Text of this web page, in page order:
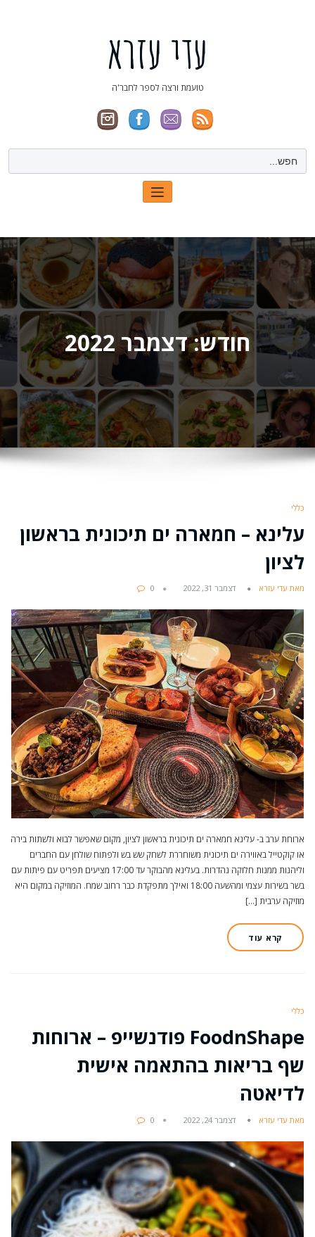
עדי עזרא
טועמת ורצה לספר לחבר'ה
Search
for:
חודש:דצמבר 2022
כללי
עלינא – חמארה ים תיכונית בראשון
לציון
מאת עדי עזרא דצמבר 31, 2022 0
ארוחת ערב ב- עלינא חמארה ים תיכונית בראשון לציון, מקום שאפשר לבוא ולשתות בירה
או קוקטייל באווירה ים תיכונית משוחררת לשחק שש בש ולפתוח שולחן עם החברים
וליהנות ממנות חלוקה נהדרות. בעלינא מהבוקר עד 17:00 מציעים תפריט עם פיתות עם
בשר בשירות עצמי ומהשעה 18:00 ואילך מתפקדת כבר רחוב שמח. המוזיקה במקום היא
מוזיקה ערבית […]
קרא עוד
כללי
FoodnShape פודנשייפ – ארוחות
שף בריאות בהתאמה אישית
לדיאטה
מאת עדי עזרא דצמבר 24, 2022 0